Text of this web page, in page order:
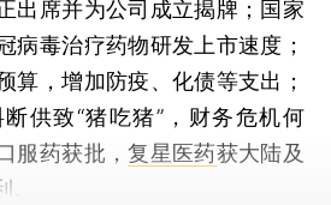
出席并为公司成立揭牌；国家
病毒治疗药物研发上市速度；
算，增加防疫、化债等支出；
断供致“猪吃猪”，财务危机何
服药获批，复星医药获大陆及